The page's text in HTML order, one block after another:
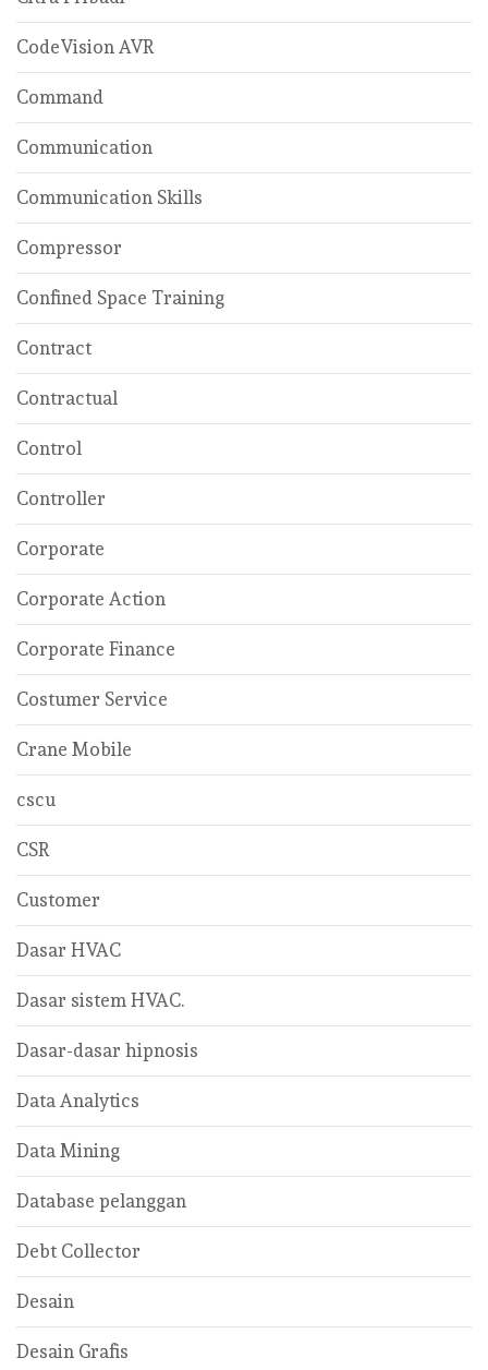
CodeVision AVR
Command
Communication
Communication Skills
Compressor
Confined Space Training
Contract
Contractual
Control
Controller
Corporate
Corporate Action
Corporate Finance
Costumer Service
Crane Mobile
cscu
CSR
Customer
Dasar HVAC
Dasar sistem HVAC.
Dasar-dasar hipnosis
Data Analytics
Data Mining
Database pelanggan
Debt Collector
Desain
Desain Grafis